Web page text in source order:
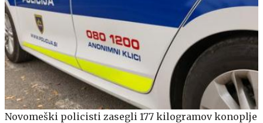
Novomeški policisti zasegli 177 kilogramov konoplje